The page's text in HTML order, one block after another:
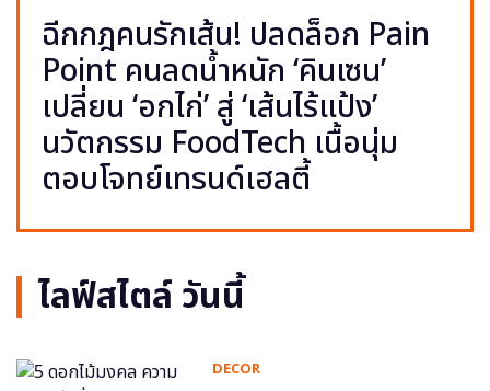
ฉีกกฎคนรักเส้น! ปลดล็อก Pain
Point คนลดน้ำหนัก ‘คินเซน’
เปลี่ยน ‘อกไก่’ สู่ ‘เส้นไร้แป้ง’
นวัตกรรม FoodTech เนื้อนุ่ม
ตอบโจทย์เทรนด์เฮลตี้
ไลฟ์สไตล์ วันนี้
DECOR